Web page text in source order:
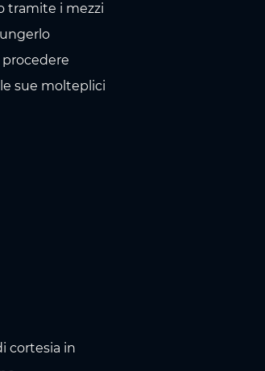
tramite i mezzi
sue molteplici
cortesia in